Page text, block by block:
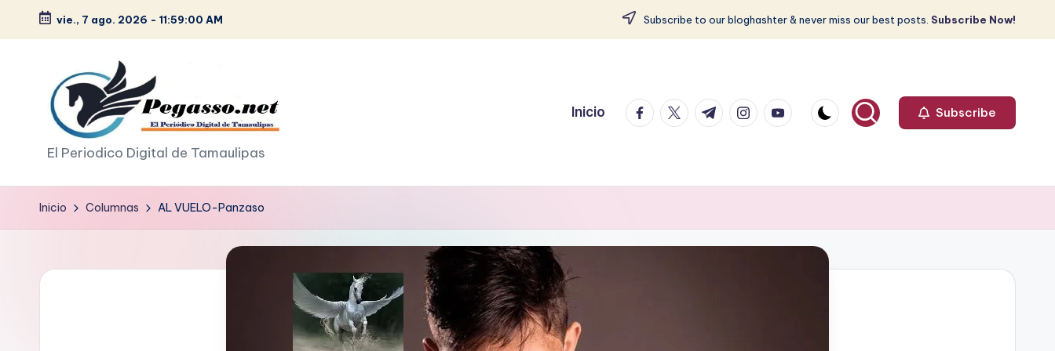
Saltar
contenido
vie., 7 ago. 2026 - 11:59:01 AM Subscribe to our bloghashter & never miss our best posts. Subscribe Now!
p
e
g
El Periodico Digital de Tamaulipas
Inicio facebook.com
twitter.com
t.me instagram.com
youtube.com Subscribe
Inicio Columnas AL VUELO-Panzaso